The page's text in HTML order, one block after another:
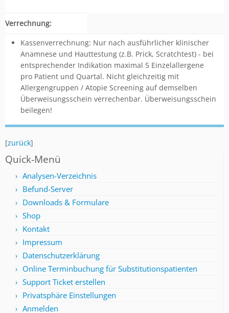
Verrechnung:
Kassenverrechnung: Nur nach ausführlicher klinischer
Anamnese und Hauttestung (z.B. Prick, Scratchtest) - bei
entsprechender Indikation maximal 5 Einzelallergene
pro Patient und Quartal. Nicht gleichzeitig mit
Allergengruppen / Atopie Screening auf demselben
Überweisungsschein verrechenbar. Überweisungsschein
beilegen!
[zurück]
Quick-Menü
Analysen-Verzeichnis
Befund-Server
Downloads & Formulare
Shop
Kontakt
Impressum
Datenschutzerklärung
Online Terminbuchung für Substitutionspatienten
Support Ticket erstellen
Privatsphäre Einstellungen
Anmelden